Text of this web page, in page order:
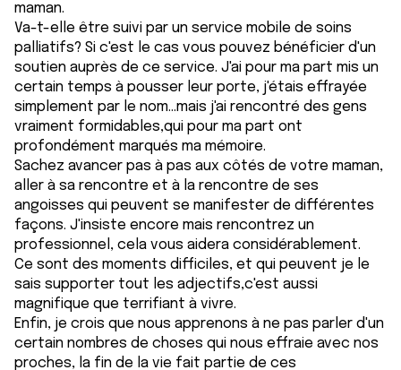
maman.
Va-t-elle être suivi par un service mobile de soins
palliatifs? Si c'est le cas vous pouvez bénéficier d'un
soutien auprès de ce service. J'ai pour ma part mis un
certain temps à pousser leur porte, j'étais effrayée
simplement par le nom...mais j'ai rencontré des gens
vraiment formidables,qui pour ma part ont
profondément marqués ma mémoire.
Sachez avancer pas à pas aux côtés de votre maman,
aller à sa rencontre et à la rencontre de ses
angoisses qui peuvent se manifester de différentes
façons. J'insiste encore mais rencontrez un
professionnel, cela vous aidera considérablement.
Ce sont des moments difficiles, et qui peuvent je le
sais supporter tout les adjectifs,c'est aussi
magnifique que terrifiant à vivre.
Enfin, je crois que nous apprenons à ne pas parler d'un
certain nombres de choses qui nous effraie avec nos
proches, la fin de la vie fait partie de ces